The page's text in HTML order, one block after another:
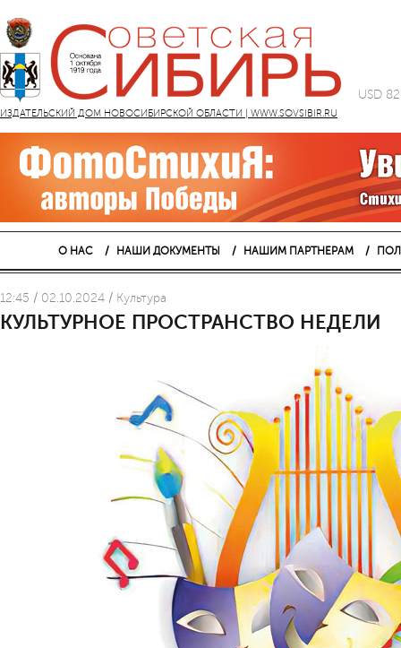
ИЗДАТЕЛЬСКИЙ ДОМ НОВОСИБИРСКОЙ ОБЛАСТИ | WWW.SOVSIBIR.RU
USD
О НАС НАШИ ДОКУМЕНТЫ НАШИМ ПАРТНЕРАМ
12:45 / 02.10.2024 / Культура
КУЛЬТУРНОЕ ПРОСТРАНСТВО НЕДЕЛИ